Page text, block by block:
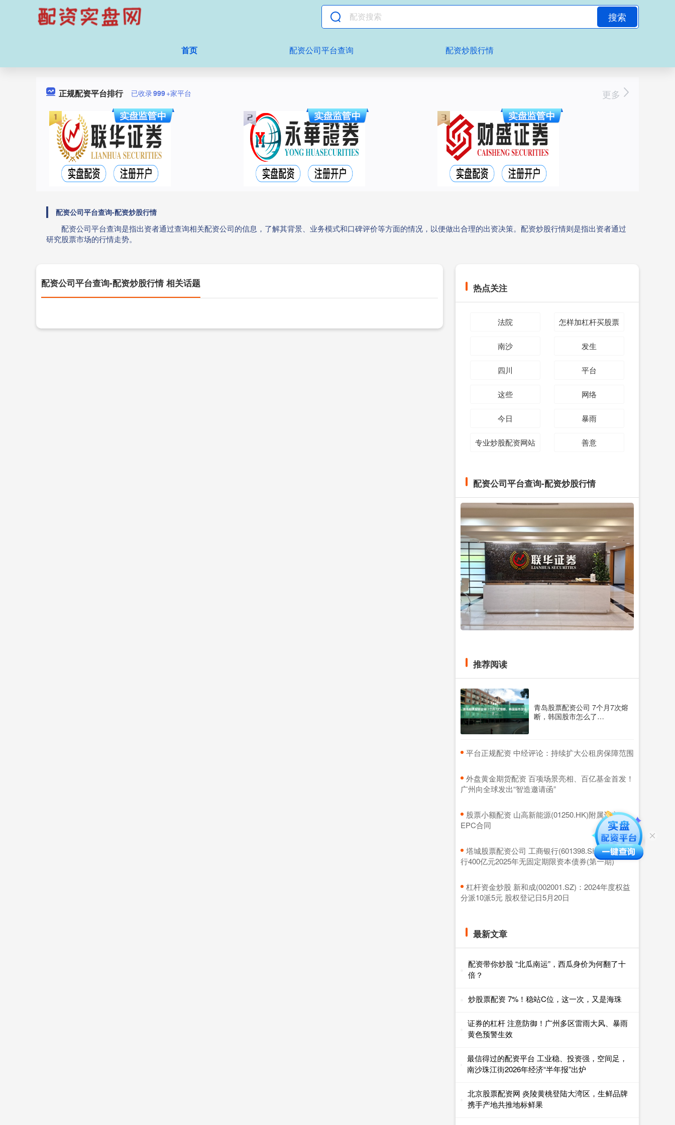
搜索
首页 配资公司平台查询 配资炒股行情
正规配资平台排行 已收录999+家平台 更多
配资公司平台查询-配资炒股行情
配资公司平台查询是指出资者通过查询相关配资公司的信息，了解其背景、业务模式和口碑评价等方面的情况，以便做出合理的出资决策。配资炒股行情则是指出资者通过
研究股票市场的行情走势。
配资公司平台查询-配资炒股行情 相关话题 热点关注
法院 怎样加杠杆买股票
南沙 发生
四川 平台
这些 网络
今日 暴雨
专业炒股配资网站 善意
配资公司平台查询-配资炒股行情
推荐阅读
青岛股票配资公司 7个月7次熔
断，韩国股市怎么了…
​平台正规配资 中经评论：持续扩大公租房保障范围
​外盘黄金期货配资 百项场景亮相、百亿基金首发！
广州向全球发出“智造邀请函”
​股票小额配资 山高新能源(01250.HK)附属订立
EPC合同
​塔城股票配资公司 工商银行(601398.SH)：完成发
行400亿元2025年无固定期限资本债券(第一期)
​杠杆资金炒股 新和成(002001.SZ)：2024年度权益
分派10派5元 股权登记日5月20日
最新文章
配资带你炒股 “北瓜南运”，西瓜身价为何翻了十
倍？
炒股票配资 7%！稳站C位，这一次，又是海珠
证券的杠杆 注意防御！广州多区雷雨大风、暴雨
黄色预警生效
最信得过的配资平台 工业稳、投资强，空间足，
南沙珠江街2026年经济“半年报”出炉
北京股票配资网 炎陵黄桃登陆大湾区，生鲜品牌
携手产地共推地标鲜果